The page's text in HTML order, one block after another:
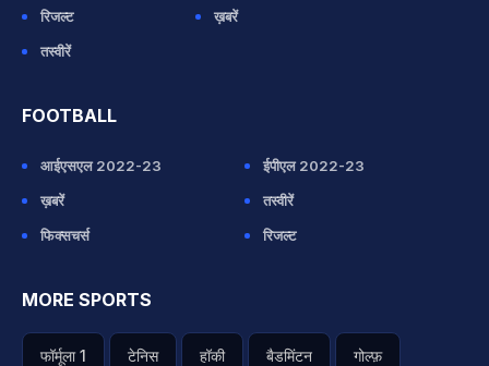
रिजल्ट
ख़बरें
तस्वीरें
FOOTBALL
आईएसएल 2022-23
ईपीएल 2022-23
ख़बरें
तस्वीरें
फिक्सचर्स
रिजल्ट
MORE SPORTS
फॉर्मूला 1 टेनिस हॉकी बैडमिंटन गोल्फ़